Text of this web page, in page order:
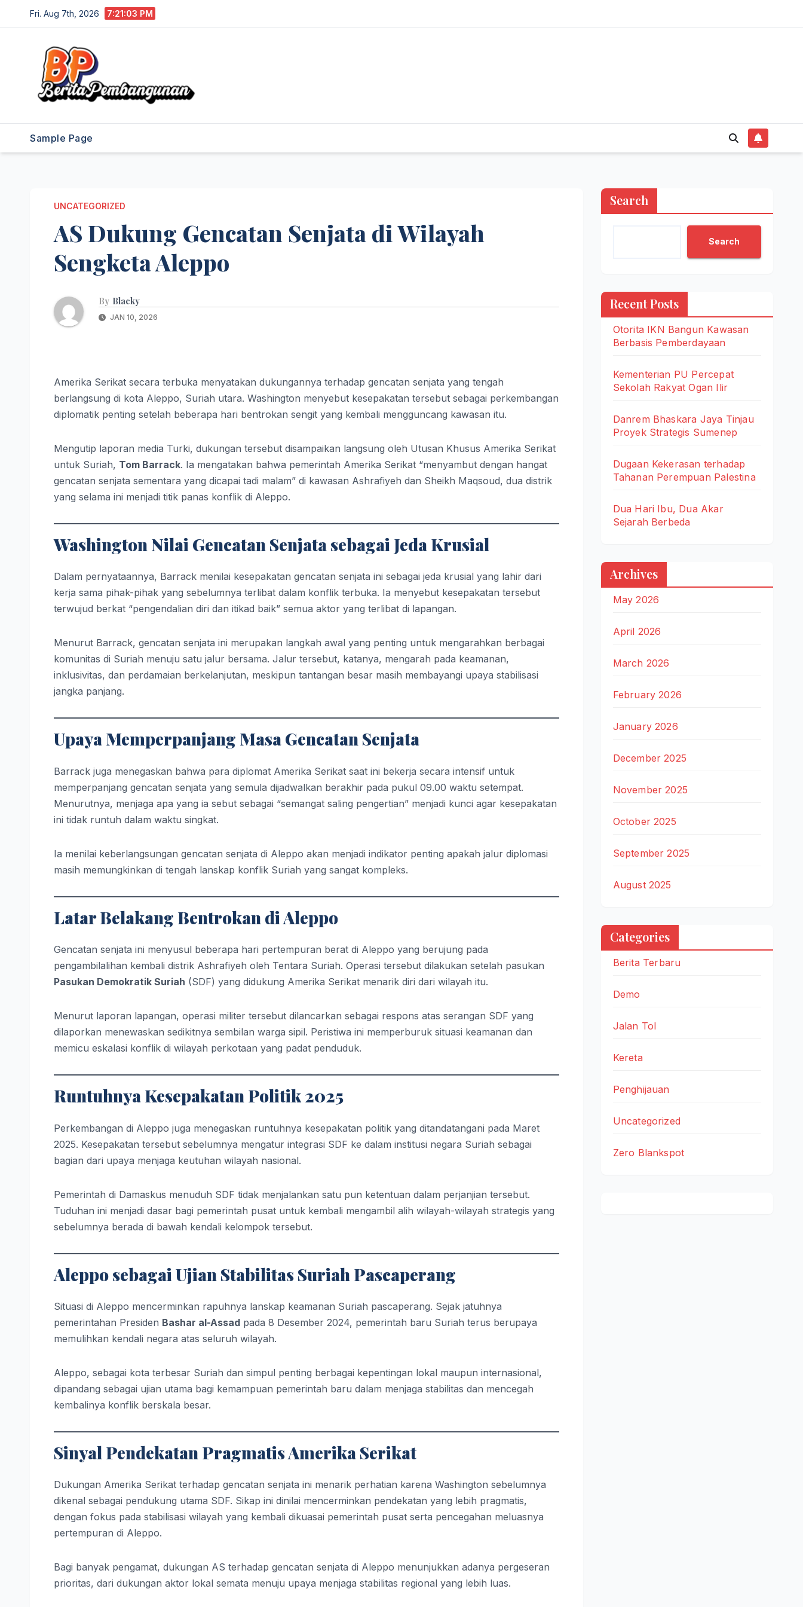
to
Fri. Aug 7th, 2026 7:21:04 PM
Sample Page
UNCATEGORIZED
AS Dukung Gencatan Senjata di Wilayah
Sengketa Aleppo
By Blacky
JAN 10, 2026
Amerika Serikat secara terbuka menyatakan dukungannya terhadap gencatan senjata yang tengah
berlangsung di kota Aleppo, Suriah utara. Washington menyebut kesepakatan tersebut sebagai perkembangan
diplomatik penting setelah beberapa hari bentrokan sengit yang kembali mengguncang kawasan itu.
Mengutip laporan media Turki, dukungan tersebut disampaikan langsung oleh Utusan Khusus Amerika Serikat
untuk Suriah, Tom Barrack. Ia mengatakan bahwa pemerintah Amerika Serikat “menyambut dengan hangat
gencatan senjata sementara yang dicapai tadi malam” di kawasan Ashrafiyeh dan Sheikh Maqsoud, dua distrik
yang selama ini menjadi titik panas konflik di Aleppo.
Washington Nilai Gencatan Senjata sebagai Jeda Krusial
Dalam pernyataannya, Barrack menilai kesepakatan gencatan senjata ini sebagai jeda krusial yang lahir dari
kerja sama pihak-pihak yang sebelumnya terlibat dalam konflik terbuka. Ia menyebut kesepakatan tersebut
terwujud berkat “pengendalian diri dan itikad baik” semua aktor yang terlibat di lapangan.
Menurut Barrack, gencatan senjata ini merupakan langkah awal yang penting untuk mengarahkan berbagai
komunitas di Suriah menuju satu jalur bersama. Jalur tersebut, katanya, mengarah pada keamanan,
inklusivitas, dan perdamaian berkelanjutan, meskipun tantangan besar masih membayangi upaya stabilisasi
jangka panjang.
Upaya Memperpanjang Masa Gencatan Senjata
Barrack juga menegaskan bahwa para diplomat Amerika Serikat saat ini bekerja secara intensif untuk
memperpanjang gencatan senjata yang semula dijadwalkan berakhir pada pukul 09.00 waktu setempat.
Menurutnya, menjaga apa yang ia sebut sebagai “semangat saling pengertian” menjadi kunci agar kesepakatan
ini tidak runtuh dalam waktu singkat.
Ia menilai keberlangsungan gencatan senjata di Aleppo akan menjadi indikator penting apakah jalur diplomasi
masih memungkinkan di tengah lanskap konflik Suriah yang sangat kompleks.
Latar Belakang Bentrokan di Aleppo
Gencatan senjata ini menyusul beberapa hari pertempuran berat di Aleppo yang berujung pada
pengambilalihan kembali distrik Ashrafiyeh oleh Tentara Suriah. Operasi tersebut dilakukan setelah pasukan
Pasukan Demokratik Suriah (SDF) yang didukung Amerika Serikat menarik diri dari wilayah itu.
Menurut laporan lapangan, operasi militer tersebut dilancarkan sebagai respons atas serangan SDF yang
dilaporkan menewaskan sedikitnya sembilan warga sipil. Peristiwa ini memperburuk situasi keamanan dan
memicu eskalasi konflik di wilayah perkotaan yang padat penduduk.
Runtuhnya Kesepakatan Politik 2025
Perkembangan di Aleppo juga menegaskan runtuhnya kesepakatan politik yang ditandatangani pada Maret
2025. Kesepakatan tersebut sebelumnya mengatur integrasi SDF ke dalam institusi negara Suriah sebagai
bagian dari upaya menjaga keutuhan wilayah nasional.
Pemerintah di Damaskus menuduh SDF tidak menjalankan satu pun ketentuan dalam perjanjian tersebut.
Tuduhan ini menjadi dasar bagi pemerintah pusat untuk kembali mengambil alih wilayah-wilayah strategis yang
sebelumnya berada di bawah kendali kelompok tersebut.
Aleppo sebagai Ujian Stabilitas Suriah Pascaperang
Situasi di Aleppo mencerminkan rapuhnya lanskap keamanan Suriah pascaperang. Sejak jatuhnya
pemerintahan Presiden Bashar al-Assad pada 8 Desember 2024, pemerintah baru Suriah terus berupaya
memulihkan kendali negara atas seluruh wilayah.
Aleppo, sebagai kota terbesar Suriah dan simpul penting berbagai kepentingan lokal maupun internasional,
dipandang sebagai ujian utama bagi kemampuan pemerintah baru dalam menjaga stabilitas dan mencegah
kembalinya konflik berskala besar.
Sinyal Pendekatan Pragmatis Amerika Serikat
Dukungan Amerika Serikat terhadap gencatan senjata ini menarik perhatian karena Washington sebelumnya
dikenal sebagai pendukung utama SDF. Sikap ini dinilai mencerminkan pendekatan yang lebih pragmatis,
dengan fokus pada stabilisasi wilayah yang kembali dikuasai pemerintah pusat serta pencegahan meluasnya
pertempuran di Aleppo.
Bagi banyak pengamat, dukungan AS terhadap gencatan senjata di Aleppo menunjukkan adanya pergeseran
prioritas, dari dukungan aktor lokal semata menuju upaya menjaga stabilitas regional yang lebih luas.
Search
Search
Recent Posts
Otorita IKN Bangun Kawasan
Berbasis Pemberdayaan
Kementerian PU Percepat
Sekolah Rakyat Ogan Ilir
Danrem Bhaskara Jaya Tinjau
Proyek Strategis Sumenep
Dugaan Kekerasan terhadap
Tahanan Perempuan Palestina
Dua Hari Ibu, Dua Akar
Sejarah Berbeda
Archives
May 2026
April 2026
March 2026
February 2026
January 2026
December 2025
November 2025
October 2025
September 2025
August 2025
Categories
Berita Terbaru
Demo
Jalan Tol
Kereta
Penghijauan
Uncategorized
Zero Blankspot